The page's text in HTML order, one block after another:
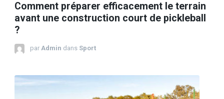
Comment préparer efficacement le terrain
avant une construction court de pickleball
?
par Admin dans Sport